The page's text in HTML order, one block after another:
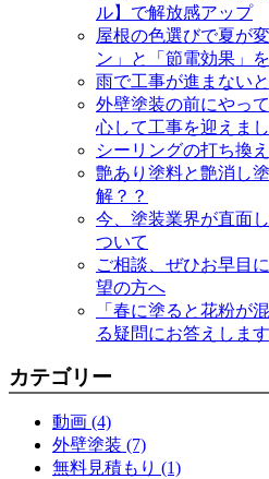
ル】で解放感アップ
屋根の色選びで夏が
ン」と「節電効果」
雨で工事が進まない
外壁塗装の前にやっ
心して工事を迎えま
シーリングの打ち換
艶あり塗料と艶消し
解？？
今、塗装業界が直面
ついて
ご相談、ぜひお早目
望の方へ
「春に塗ると花粉が
る疑問にお答えします
カテゴリー
動画 (4)
外壁塗装 (7)
無料見積もり (1)